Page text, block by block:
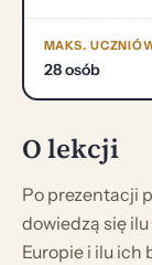
MAKS.
28 osób
O lekcji
Po prezentacji
dowiedzą się
Europie i ilu ich